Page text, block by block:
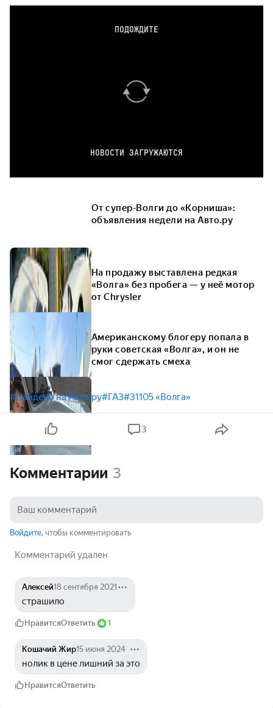
ПОДОЖДИТЕ
НОВОСТИ ЗАГРУЖАЮТСЯ
От супер-Волги до «Корниша»:
объявления недели на Авто.ру
На продажу выставлена редкая
«Волга» без пробега — у неё мотор
от Chrysler
Американскому блогеру попала в
руки советская «Волга», и он не
смог сдержать смеха
#Найдено на Авто.ру#ГАЗ#31105 «Волга»
3
Комментарии 3
Войдите, чтобы комментировать
Комментарий удален
Алексей18 сентября 2021
страшило
НравитсяОтветить 1
Кошачий Жир15 июня 2024
нолик в цене лишний за это
НравитсяОтветить